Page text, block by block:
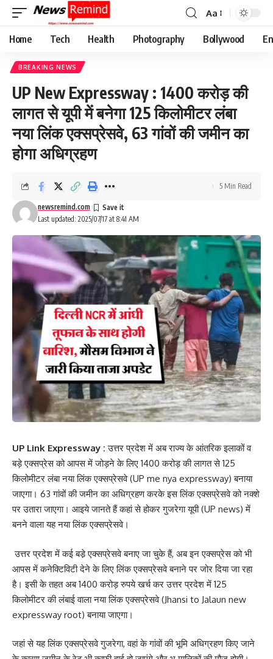
Font
Resizer
Aa
Home Tech Health Photography Bollywood
BREAKING NEWS
UP New Expressway : 1400 करोड़ की
लागत से यूपी में बनेगा 125 किलोमीटर लंबा
नया लिंक एक्सप्रेसवे, 63 गांवों की जमीन का
होगा अधिग्रहण
Last updated: 2025/07/17 at 8:41 AM
newsremind.com
5 Min Read
UP Link Expressway :उत्तर प्रदेश में अब राज्य के आंतरिक इलाकों व
बड़े एक्सप्रेस को आपस में जोड़ने के लिए 1400 करोड़ की लागत से 125
किलोमीटर लंबा नया लिंक एक्सप्रेसवे (UP me nya expressway) बनाया
जाएगा। 63 गांवों की जमीन का अधिग्रहण करके इस लिंक एक्सप्रेसवे को नक्शे
पर उतारा जाएगा। आइये जानते हैं कहां से होकर गुजरेगा यूपी (UP news) में
बनने वाला यह नया लिंक एक्सप्रेसवे।
उत्तर प्रदेश में कई बडे़ एक्सप्रेसवे बनाए जा चुके हैं, अब इन एक्सप्रेस को भी
आपस में कनेक्टिविटी देने के लिए लिंक एक्सप्रेसवे बनाने पर जोर दिया जा रहा
है। इसी के तहत अब 1400 करोड़ रुपये खर्च कर उत्तर प्रदेश में 125
किलोमीटर की लंबाई वाला नया लिंक एक्सप्रेसवे (Jhansi to Jalaun new
expressway root) बनाया जाएगा।
जहां से यह लिंक एक्सप्रेसवे गुजरेगा, वहां के गांवों की भूमि अधिग्रहण किए जाने